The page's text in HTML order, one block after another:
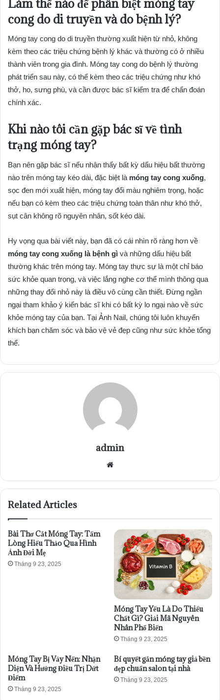
Làm thế nào để phân biệt móng tay
cong do di truyền và do bệnh lý?
Móng tay cong do di truyền thường xuất hiện từ nhỏ, không
kèm theo các triệu chứng bệnh lý khác và thường có ở nhiều
thành viên trong gia đình. Móng tay cong do bệnh lý thường
phát triển sau này, có thể kèm theo các triệu chứng như khó
thở, ho, sưng phù, và cần được bác sĩ kiểm tra để chẩn đoán
chính xác.
Khi nào tôi cần gặp bác sĩ về tình
trạng móng tay?
Bạn nên gặp bác sĩ nếu nhận thấy bất kỳ dấu hiệu bất thường
nào trên móng tay kéo dài, đặc biệt là móng tay cong xuống,
sọc đen mới xuất hiện, móng tay đổi màu nghiêm trọng, hoặc
nếu bạn có kèm theo các triệu chứng toàn thân như khó thở,
sụt cân không rõ nguyên nhân, sốt kéo dài.
Hy vọng qua bài viết này, bạn đã có cái nhìn rõ ràng hơn về
móng tay cong xuống là bệnh gì và những dấu hiệu bất
thường khác trên móng tay. Móng tay thực sự là một chỉ báo
sức khỏe quan trọng, và việc lắng nghe cơ thể mình thông qua
những thay đổi nhỏ này là điều vô cùng cần thiết. Đừng ngần
ngại tham khảo ý kiến bác sĩ khi có bất kỳ lo ngại nào về sức
khỏe móng tay của bạn. Tại Ảnh Nail, chúng tôi luôn khuyến
khích bạn chăm sóc và bảo vệ vẻ đẹp cũng như sức khỏe tổng
thể.
admin
Website
Related Articles
Bài Thơ Cắt Móng Tay: Tấm
Lòng Hiếu Thảo Qua Hình
Ảnh Đời Mẹ
Tháng 9 23, 2025
Móng Tay Yếu Là Do Thiếu
Chất Gì? Giải Mã Nguyên
Nhân Phổ Biến
Tháng 9 23, 2025
Móng Tay Bị Vảy Nến: Nhận
Diện Và Hướng Điều Trị Dứt
Điểm
Tháng 9 23, 2025
Bí quyết gắn móng tay giả bền
đẹp chuẩn salon tại nhà
Tháng 9 23, 2025